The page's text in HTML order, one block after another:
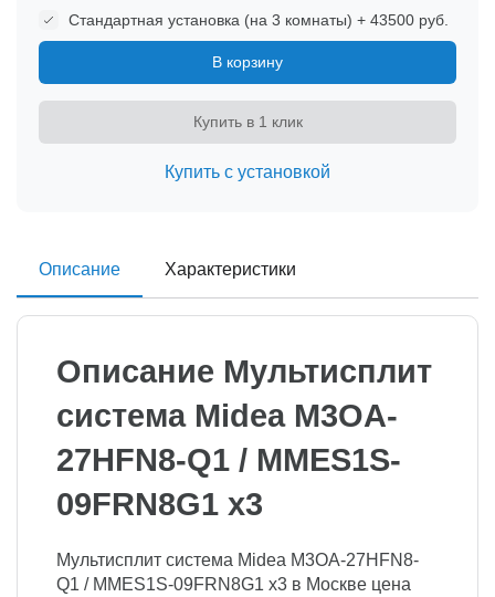
Стандартная установка (на 3 комнаты) + 43500 руб.
В корзину
Купить в 1 клик
Купить с установкой
Описание Характеристики
Описание Мультисплит
система Midea M3OA-
27HFN8-Q1 / MMES1S-
09FRN8G1 x3
Мультисплит система Midea M3OA-27HFN8-
Q1 / MMES1S-09FRN8G1 x3 в Москве цена